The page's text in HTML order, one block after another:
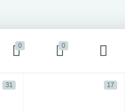
0 0
31 17